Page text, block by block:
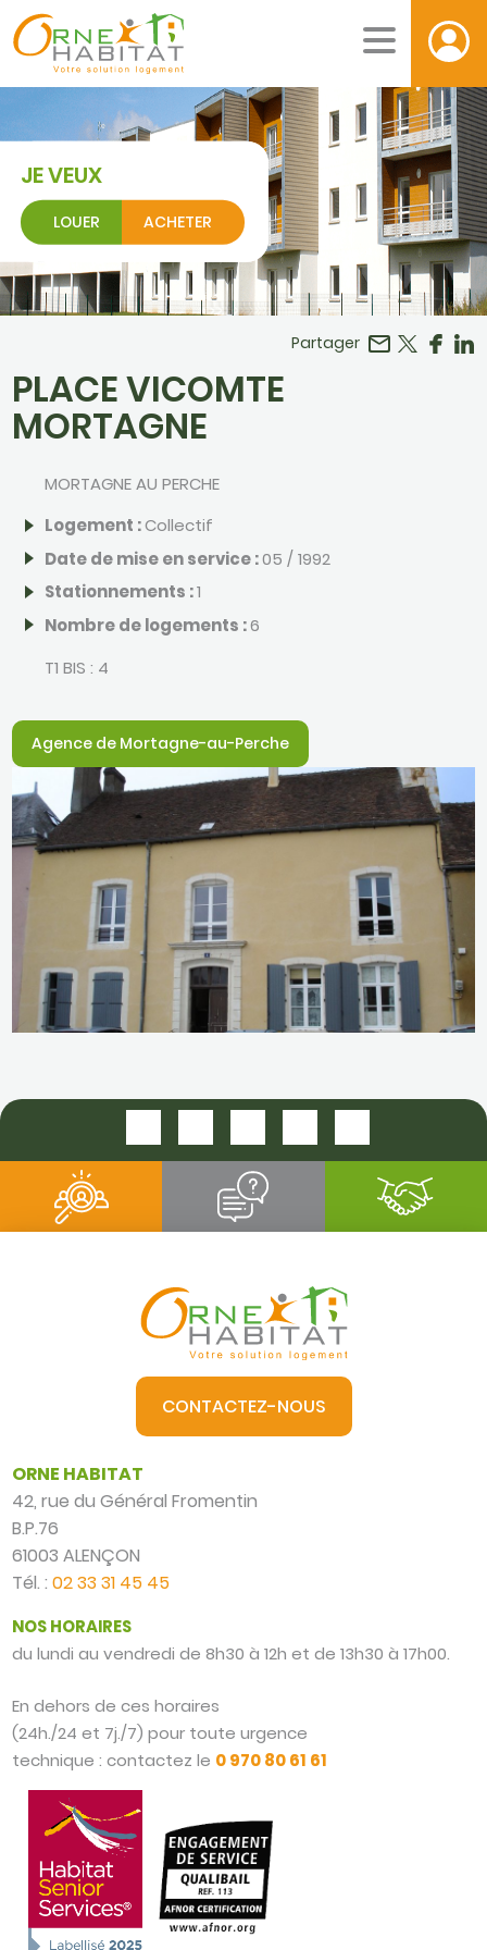
JE VEUX
LOUER ACHETER
Partager
PLACE VICOMTE
MORTAGNE
MORTAGNE AU PERCHE
Logement :Collectif
Date de mise en service :05 / 1992
Stationnements :1
Nombre de logements :6
T1 BIS : 4
Agence de Mortagne-au-Perche
PLACE VICOMTE MORTAGNE
CONTACTEZ-NOUS
ORNE HABITAT
42, rue du Général Fromentin
B.P.76
61003 ALENÇON
Tél. :02 33 31 45 45
NOS HORAIRES
du lundi au vendredi de 8h30 à 12h et de 13h30 à 17h00.
En dehors de ces horaires
(24h./24 et 7j./7) pour toute urgence
technique : contactez le 0 970 80 61 61